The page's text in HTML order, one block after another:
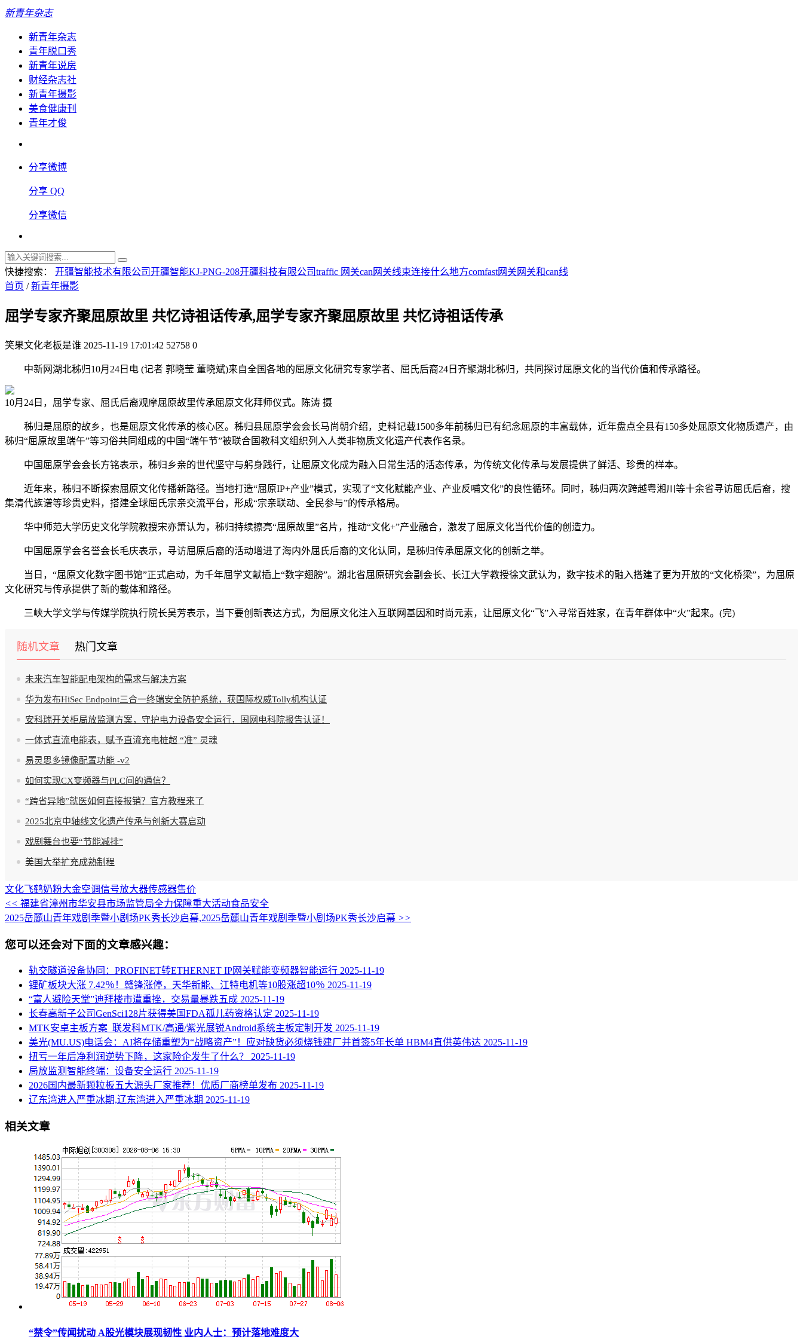
新青年杂志
新青年杂志
青年脱口秀
新青年说房
财经杂志社
新青年摄影
美食健康刊
青年才俊
分享微博
分享 QQ
分享微信
快捷搜索： 开疆智能技术有限公司开疆智能KJ-PNG-208开疆科技有限公司traffic 网关can网关线束连接什么地方comfast网关 网关和can线
首页 /新青年摄影
屈学专家齐聚屈原故里 共忆诗祖话传承,屈学专家齐聚屈原故里 共忆诗祖话传承
笑果文化老板是谁 2025-11-19 17:01:42 52758 0
中新网湖北秭归10月24日电 (记者 郭晓莹 董晓斌)来自全国各地的屈原文化研究专家学者、屈氏后裔24日齐聚湖北秭归，共同探讨屈原文化的当代价值和传承路径。
10月24日，屈学专家、屈氏后裔观摩屈原故里传承屈原文化拜师仪式。陈涛 摄
秭归是屈原的故乡，也是屈原文化传承的核心区。秭归县屈原学会会长马尚朝介绍，史料记载1500多年前秭归已有纪念屈原的丰富载体，近年盘点全县有150多处屈原文化物质遗产，由
秭归“屈原故里端午”等习俗共同组成的中国“端午节”被联合国教科文组织列入人类非物质文化遗产代表作名录。
中国屈原学会会长方铭表示，秭归乡亲的世代坚守与躬身践行，让屈原文化成为融入日常生活的活态传承，为传统文化传承与发展提供了鲜活、珍贵的样本。
近年来，秭归不断探索屈原文化传播新路径。当地打造“屈原IP+产业”模式，实现了“文化赋能产业、产业反哺文化”的良性循环。同时，秭归两次跨越粤湘川等十余省寻访屈氏后裔，搜
集清代族谱等珍贵史料，搭建全球屈氏宗亲交流平台，形成“宗亲联动、全民参与”的传承格局。
华中师范大学历史文化学院教授宋亦箫认为，秭归持续擦亮“屈原故里”名片，推动“文化+”产业融合，激发了屈原文化当代价值的创造力。
中国屈原学会名誉会长毛庆表示，寻访屈原后裔的活动增进了海内外屈氏后裔的文化认同，是秭归传承屈原文化的创新之举。
当日，“屈原文化数字图书馆”正式启动，为千年屈学文献插上“数字翅膀”。湖北省屈原研究会副会长、长江大学教授徐文武认为，数字技术的融入搭建了更为开放的“文化桥梁”，为屈原
文化研究与传承提供了新的载体和路径。
三峡大学文学与传媒学院执行院长吴芳表示，当下要创新表达方式，为屈原文化注入互联网基因和时尚元素，让屈原文化“飞”入寻常百姓家，在青年群体中“火”起来。(完)
随机文章 热门文章
未来汽车智能配电架构的需求与解决方案
华为发布HiSec Endpoint三合一终端安全防护系统，获国际权威Tolly机构认证
安科瑞开关柜局放监测方案，守护电力设备安全运行，国网电科院报告认证！
一体式直流电能表，赋予直流充电桩超 “准” 灵魂
易灵思多镜像配置功能 -v2
如何实现CX变频器与PLC间的通信？
“跨省异地”就医如何直接报销？官方教程来了
2025北京中轴线文化遗产传承与创新大赛启动
戏剧舞台也要“节能减排”
美国大举扩充成熟制程
文化飞鹤奶粉大金空调信号放大器传感器售价
<< 福建省漳州市华安县市场监管局全力保障重大活动食品安全
2025岳麓山青年戏剧季暨小剧场PK秀长沙启幕,2025岳麓山青年戏剧季暨小剧场PK秀长沙启幕 >>
您可以还会对下面的文章感兴趣：
轨交隧道设备协同：PROFINET转ETHERNET IP网关赋能变频器智能运行 2025-11-19
锂矿板块大涨 7.42％！赣锋涨停，天华新能、江特电机等10股涨超10％ 2025-11-19
“富人避险天堂”迪拜楼市遭重挫，交易量暴跌五成 2025-11-19
长春高新子公司GenSci128片获得美国FDA孤儿药资格认定 2025-11-19
MTK安卓主板方案_联发科MTK/高通/紫光展锐Android系统主板定制开发 2025-11-19
美光(MU.US)电话会：AI将存储重塑为“战略资产”！应对缺货必须烧钱建厂并首签5年长单 HBM4直供英伟达 2025-11-19
扭亏一年后净利润逆势下降，这家险企发生了什么？ 2025-11-19
局放监测智能终端：设备安全运行 2025-11-19
2026国内最新颗粒板五大源头厂家推荐！优质厂商榜单发布 2025-11-19
辽东湾进入严重冰期,辽东湾进入严重冰期 2025-11-19
相关文章
“禁令”传闻扰动 A股光模块展现韧性 业内人士：预计落地难度大